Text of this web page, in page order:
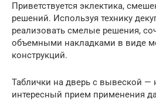
Приветствуется эклектика,
решений. Используя технику
реализовать смелые решения,
объемными накладками в виде
конструкций.
Таблички на дверь с вывеской —
интересный прием применения